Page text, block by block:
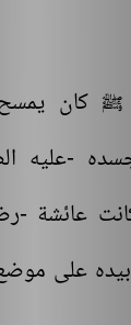
ﷺ كان
-عليه
عائشة -
على موضع